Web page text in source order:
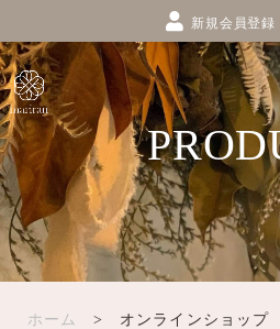
新規会員登録
ホーム > オンラインショップ